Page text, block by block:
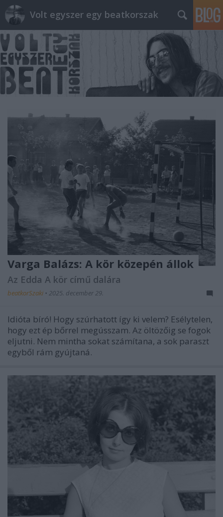
Volt egyszer egy beatkorszak
Varga Balázs: A kör közepén állok
Az Edda A kör című dalára
beatkorSzaki • 2025. december 29.
Idióta bíró! Hogy szúrhatott így ki velem? Esélytelen,
hogy ezt ép bőrrel megússzam. Az öltözőig se fogok
eljutni. Nem mintha sokat számítana, a sok paraszt
egyből rám gyújtaná.